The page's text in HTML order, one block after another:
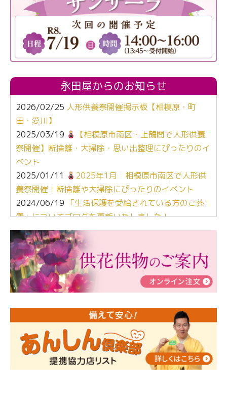
永田屋からのお知らせ
2026/02/25 人形供養祭開催掲示板【相模原・町
田・愛川】
2025/03/19
【相模原市南区・上鶴間で人形供養
祭開催】断捨離・大掃除・思い出整理にぴったりのイ
ベント
2025/01/11
2025年1月 相模原市南区で人形供
養祭開催！断捨離や大掃除にぴったりのイベント
2024/06/19 「生活保護を受給されている方のご葬
儀」についてブログを更新いたしました！
2024/03/06【終活なるほど教室】「マンガで学
ぶ！はじめてのお葬式」小さな家族葬ハウス®町田成
瀬 ご参加ありがとうございました！
2024/01/19令和6年能登半島地震災害の寄付のご報
告
人形供養 寄付のご報告
2023/12/16終活なるほど教室＠小さな家族葬ハウ
ス®上鶴間 エンディングノートを書いてみよう！
2023/11/29 永田屋創業110周年記念式典 レンブラ
ントホテル東京町田